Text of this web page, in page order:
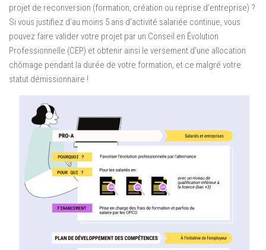
projet de reconversion (formation, création ou reprise d’entreprise) ?
Si vous justifiez d’au moins 5 ans d’activité salariée continue, vous
pouvez faire valider votre projet par un Conseil en Évolution
Professionnelle (CEP) et obtenir ainsi le versement d’une allocation
chômage pendant la durée de votre formation, et ce malgré votre
statut démissionnaire !